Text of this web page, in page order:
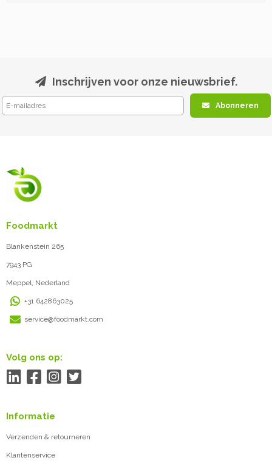
Inschrijven voor onze nieuwsbrief.
Abonneren
Foodmarkt
Blankenstein 265
7943 PG
Meppel, Nederland
+31 642863025
service@foodmarkt.com
Volg ons op:
Informatie
Verzenden & retourneren
Klantenservice